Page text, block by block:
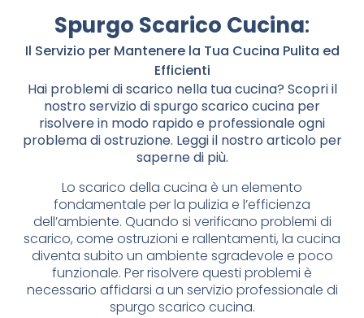
Spurgo Scarico Cucina:
Il Servizio per Mantenere la Tua Cucina Pulita ed
Efficienti
Hai problemi di scarico nella tua cucina? Scopri il
nostro servizio di spurgo scarico cucina per
risolvere in modo rapido e professionale ogni
problema di ostruzione. Leggi il nostro articolo per
saperne di più.
Lo scarico della cucina è un elemento
fondamentale per la pulizia e l’efficienza
dell’ambiente. Quando si verificano problemi di
scarico, come ostruzioni e rallentamenti, la cucina
diventa subito un ambiente sgradevole e poco
funzionale. Per risolvere questi problemi è
necessario affidarsi a un servizio professionale di
spurgo scarico cucina.